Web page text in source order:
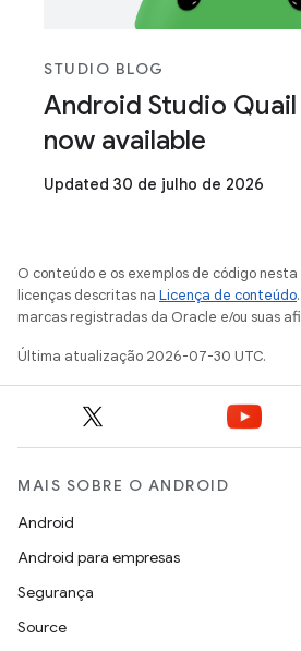
STUDIO BLOG
Android Studio Quail
now available
Updated 30 de julho de 2026
O conteúdo e os exemplos de código
licenças descritas na Licença de conteúdo
marcas registradas da Oracle e/ou suas
Última atualização 2026-07-30 UTC.
MAIS SOBRE O ANDROID
Android
Android para empresas
Segurança
Source